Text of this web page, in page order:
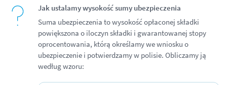
Jak ustalamy wysokość sumy ubezpieczenia
Suma ubezpieczenia to wysokość opłaconej składki
powiększona o iloczyn składki i gwarantowanej stopy
oprocentowania, którą określamy we wniosku o
ubezpieczenie i potwierdzamy w polisie. Obliczamy ją
według wzoru: